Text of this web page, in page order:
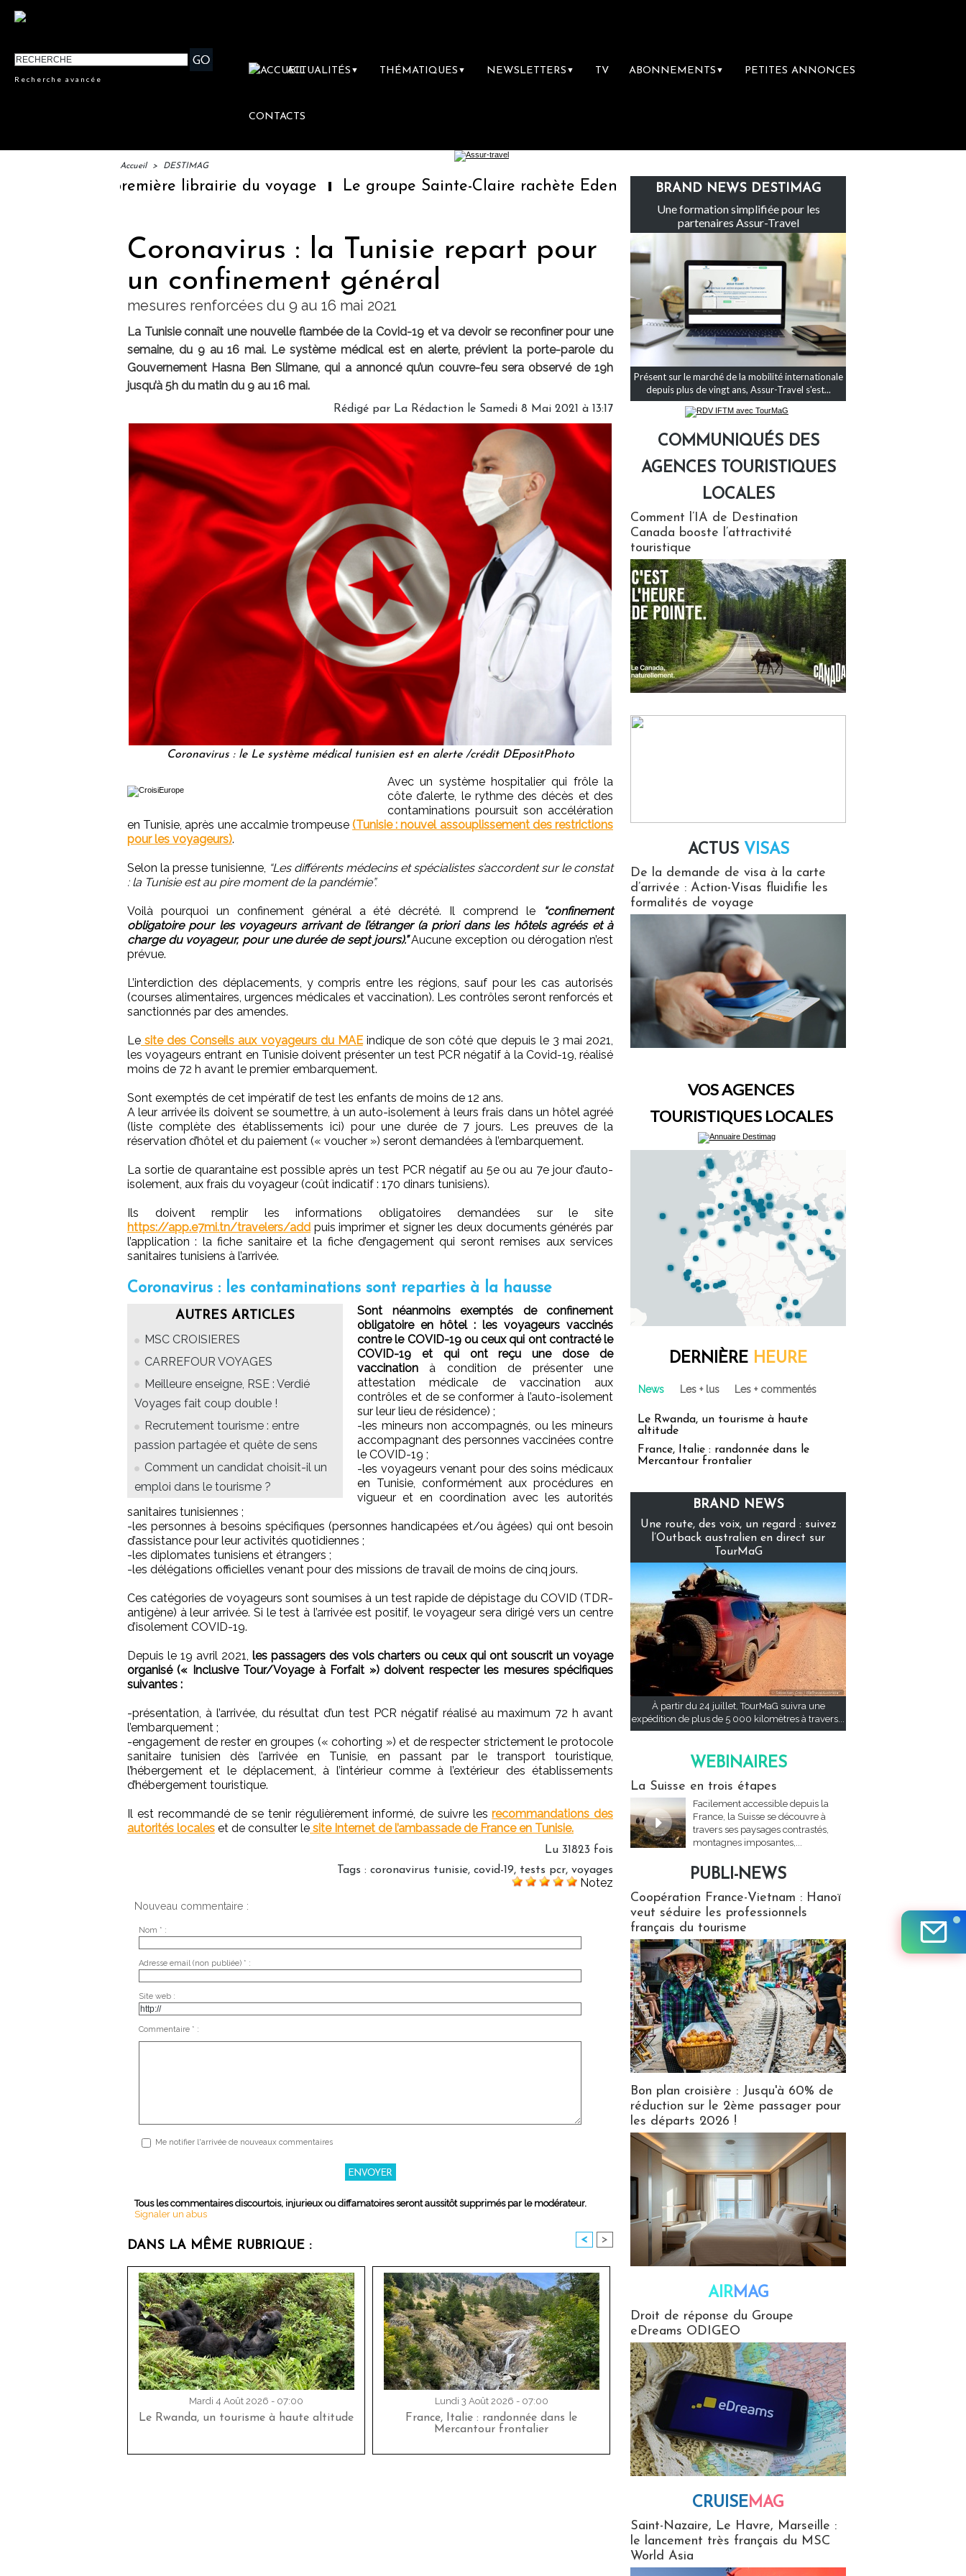
Recherche avancée
ACTUALITÉS ▼ THÉMATIQUES ▼ NEWSLETTERS ▼ TV ABONNEMENTS ▼ PETITES ANNONCES
CONTACTS
Accueil > DESTIMAG
la première librairie du voyage Le groupe Sainte-Claire rachète Eden Tour L’accès aux vacances : un droit
Coronavirus : la Tunisie repart pour
un confinement général
mesures renforcées du 9 au 16 mai 2021
La Tunisie connaît une nouvelle flambée de la Covid-19 et va devoir se reconfiner pour une
semaine, du 9 au 16 mai. Le système médical est en alerte, prévient la porte-parole du
Gouvernement Hasna Ben Slimane, qui a annoncé qu’un couvre-feu sera observé de 19h
jusqu’à 5h du matin du 9 au 16 mai.
Rédigé par La Rédaction le Samedi 8 Mai 2021 à 13:17
Coronavirus : le Le système médical tunisien est en alerte /crédit DEpositPhoto
Avec un système hospitalier qui frôle la
côte d’alerte, le rythme des décès et des
contaminations poursuit son accélération
en Tunisie, après une accalmie trompeuse(Tunisie : nouvel assouplissement des restrictions
pour les voyageurs).
Selon la presse tunisienne, “Les différents médecins et spécialistes s’accordent sur le constat
: la Tunisie est au pire moment de la pandémie”.
Voilà pourquoi un confinement général a été décrété. Il comprend le
“confinement
obligatoire pour les voyageurs arrivant de l’étranger (a priori dans les hôtels agréés et à
charge du voyageur, pour une durée de sept jours).”Aucune exception ou dérogation n’est
prévue.
L’interdiction des déplacements, y compris entre les régions, sauf pour les cas autorisés
(courses alimentaires, urgences médicales et vaccination). Les contrôles seront renforcés et
sanctionnés par des amendes.
Le site des Conseils aux voyageurs du MAEindique de son côté que depuis le 3 mai 2021,
les voyageurs entrant en Tunisie doivent présenter un test PCR négatif à la Covid-19, réalisé
moins de 72 h avant le premier embarquement.
Sont exemptés de cet impératif de test les enfants de moins de 12 ans.
A leur arrivée ils doivent se soumettre, à un auto-isolement à leurs frais dans un hôtel agréé
(liste complète des établissements ici) pour une durée de 7 jours. Les preuves de la
réservation d’hôtel et du paiement (« voucher ») seront demandées à l’embarquement.
La sortie de quarantaine est possible après un test PCR négatif au 5e ou au 7e jour d’auto-
isolement, aux frais du voyageur (coût indicatif : 170 dinars tunisiens).
Ils doivent remplir les informations obligatoires demandées sur le site
https://app.e7mi.tn/travelers/add puis imprimer et signer les deux documents générés par
l’application : la fiche sanitaire et la fiche d’engagement qui seront remises aux services
sanitaires tunisiens à l’arrivée.
Coronavirus : les contaminations sont reparties à la hausse
AUTRES ARTICLES
MSC CROISIERES
CARREFOUR VOYAGES
Meilleure enseigne, RSE : Verdié
Voyages fait coup double !
Recrutement tourisme : entre
passion partagée et quête de sens
Comment un candidat choisit-il un
emploi dans le tourisme ?
Sont néanmoins exemptés de confinement
obligatoire en hôtel : les voyageurs vaccinés
contre le COVID-19 ou ceux qui ont contracté le
COVID-19 et qui ont reçu une dose de
vaccination à condition de présenter une
attestation médicale de vaccination aux
contrôles et de se conformer à l’auto-isolement
sur leur lieu de résidence) ;
-les mineurs non accompagnés, ou les mineurs
accompagnant des personnes vaccinées contre
le COVID-19 ;
-les voyageurs venant pour des soins médicaux
en Tunisie, conformément aux procédures en
vigueur et en coordination avec les autorités
sanitaires tunisiennes ;
-les personnes à besoins spécifiques (personnes handicapées et/ou âgées) qui ont besoin
d’assistance pour leur activités quotidiennes ;
-les diplomates tunisiens et étrangers ;
-les délégations officielles venant pour des missions de travail de moins de cinq jours.
Ces catégories de voyageurs sont soumises à un test rapide de dépistage du COVID (TDR-
antigène) à leur arrivée. Si le test à l’arrivée est positif, le voyageur sera dirigé vers un centre
d’isolement COVID-19.
Depuis le 19 avril 2021, les passagers des vols charters ou ceux qui ont souscrit un voyage
organisé (« Inclusive Tour/Voyage à Forfait ») doivent respecter les mesures spécifiques
suivantes :
-présentation, à l’arrivée, du résultat d’un test PCR négatif réalisé au maximum 72 h avant
l’embarquement ;
-engagement de rester en groupes (« cohorting ») et de respecter strictement le protocole
sanitaire tunisien dès l’arrivée en Tunisie, en passant par le transport touristique,
l’hébergement et le déplacement, à l’intérieur comme à l’extérieur des établissements
d’hébergement touristique.
Il est recommandé de se tenir régulièrement informé, de suivre lesrecommandations des
autorités locales et de consulter le site Internet de l’ambassade de France en Tunisie.
Lu 31823 fois
Tags : coronavirus tunisie, covid-19, tests pcr, voyages
Notez
Nouveau commentaire :
Nom * :
Adresse email (non publiée) * :
Site web :
Commentaire * :
Me notifier l'arrivée de nouveaux commentaires
Tous les commentaires discourtois, injurieux ou diffamatoires seront aussitôt supprimés par le modérateur.
Signaler un abus
DANS LA MÊME RUBRIQUE : < >
Mardi 4 Août 2026 - 07:00
Le Rwanda, un tourisme à haute altitude
Lundi 3 Août 2026 - 07:00
France, Italie : randonnée dans le
Mercantour frontalier
BRAND NEWS DESTIMAG
Une formation simplifiée pour les
partenaires Assur-Travel
Présent sur le marché de la mobilité internationale
depuis plus de vingt ans, Assur-Travel s'est...
COMMUNIQUÉS DES
AGENCES TOURISTIQUES
LOCALES
Comment l’IA de Destination
Canada booste l’attractivité
touristique
ACTUS VISAS
De la demande de visa à la carte
d’arrivée : Action-Visas fluidifie les
formalités de voyage
VOS AGENCES
TOURISTIQUES LOCALES
DERNIÈRE HEURE
News Les + lus Les + commentés
Le Rwanda, un tourisme à haute
altitude
France, Italie : randonnée dans le
Mercantour frontalier
BRAND NEWS
Une route, des voix, un regard : suivez
l’Outback australien en direct sur
TourMaG
À partir du 24 juillet, TourMaG suivra une
expédition de plus de 5 000 kilomètres à travers...
WEBINAIRES
La Suisse en trois étapes
Facilement accessible depuis la
France, la Suisse se découvre à
travers ses paysages contrastés,
montagnes imposantes,...
PUBLI-NEWS
Coopération France-Vietnam : Hanoï
veut séduire les professionnels
français du tourisme
Bon plan croisière : Jusqu'à 60% de
réduction sur le 2ème passager pour
les départs 2026 !
AIRMAG
Droit de réponse du Groupe
eDreams ODIGEO
CRUISEMAG
Saint-Nazaire, Le Havre, Marseille :
le lancement très français du MSC
World Asia